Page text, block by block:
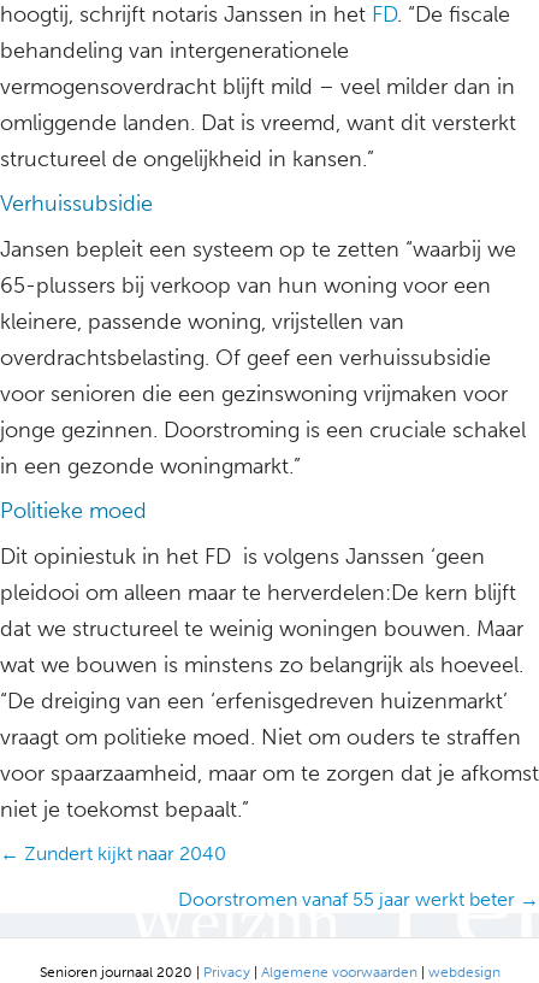
hoogtij, schrijft notaris Janssen in het FD. “De fiscale
behandeling van intergenerationele
vermogensoverdracht blijft mild – veel milder dan in
omliggende landen. Dat is vreemd, want dit versterkt
structureel de ongelijkheid in kansen.”
Verhuissubsidie
Jansen bepleit een systeem op te zetten “waarbij we
65-plussers bij verkoop van hun woning voor een
kleinere, passende woning, vrijstellen van
overdrachtsbelasting. Of geef een verhuissubsidie
voor senioren die een gezinswoning vrijmaken voor
jonge gezinnen. Doorstroming is een cruciale schakel
in een gezonde woningmarkt.”
Politieke moed
Dit opiniestuk in het FD is volgens Janssen ‘geen
pleidooi om alleen maar te herverdelen:De kern blijft
dat we structureel te weinig woningen bouwen. Maar
wat we bouwen is minstens zo belangrijk als hoeveel.
“De dreiging van een ‘erfenisgedreven huizenmarkt’
vraagt om politieke moed. Niet om ouders te straffen
voor spaarzaamheid, maar om te zorgen dat je afkomst
niet je toekomst bepaalt.”
Posts
← Zundert kijkt naar 2040
Doorstromen vanaf 55 jaar werkt beter →
Senioren journaal 2020 | Privacy| Algemene voorwaarden| webdesign